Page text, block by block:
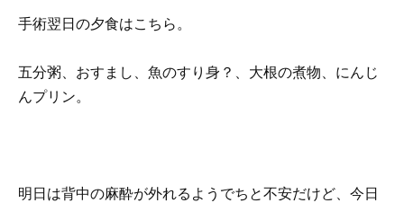
手術翌日の夕食はこちら。
五分粥、おすまし、魚のすり身？、大根の煮物、にんじ
んプリン。
明日は背中の麻酔が外れるようでちと不安だけど、今日